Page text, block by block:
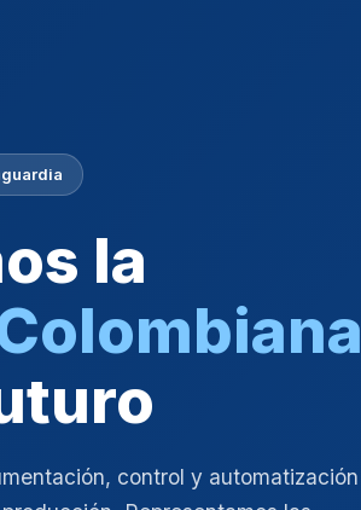
la
control y automatización